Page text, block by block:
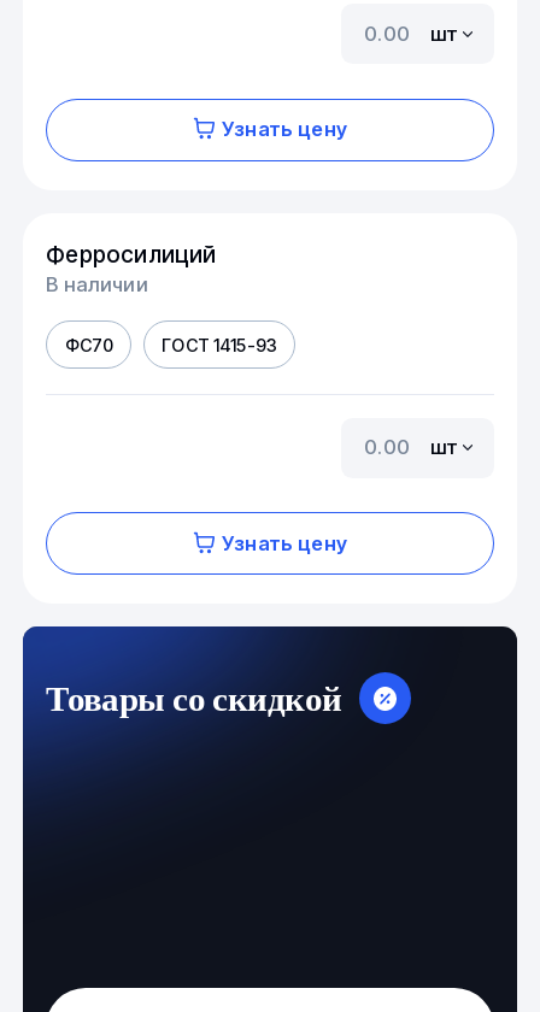
шт
Узнать цену
Ферросилиций
В наличии
ФС70 ГОСТ 1415-93
шт
Узнать цену
Товары со скидкой